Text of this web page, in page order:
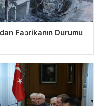
Fabrikanın Durumu